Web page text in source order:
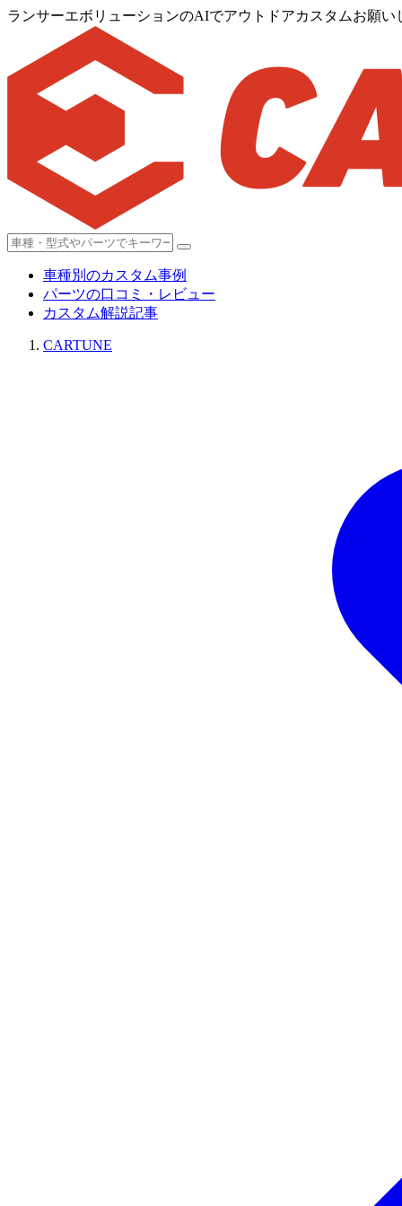
ランサーエボリューションのAIでアウトドアカスタムお願
車種別のカスタム事例
パーツの口コミ・レビュー
カスタム解説記事
CARTUNE